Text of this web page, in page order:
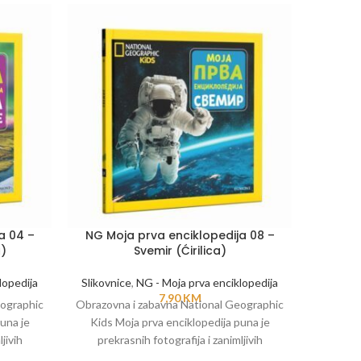
04 –
je
NG Moja prva enciklopedija 08 –
Svemir (Ćirilica)
Slikovnice, NG - Moja prva enciklopedija
7,90KM
Obrazovna i zabavna National Geographic
Kids Moja prva enciklopedija puna je
prekrasnih fotografija i zanimljivih